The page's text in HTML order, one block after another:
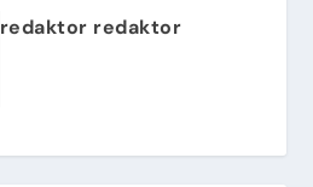
redaktor redaktor